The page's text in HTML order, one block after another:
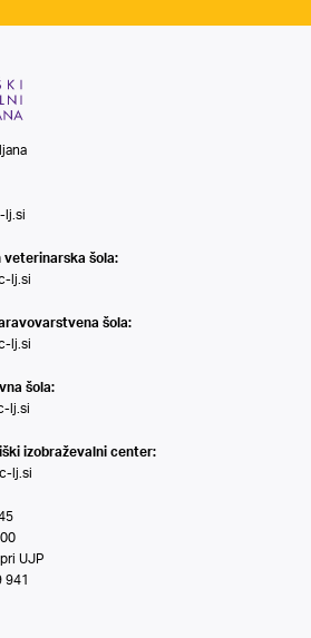
lj.si
veterinarska šola:
lj.si
šola:
lj.si
šola:
lj.si
izobraževalni center:
lj.si
UJP
941